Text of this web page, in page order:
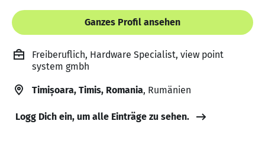
Ganzes Profil ansehen
Freiberuflich, Hardware Specialist, view point
system gmbh
Timișoara, Timis, Romania, Rumänien
Logg Dich ein, um alle Einträge zu sehen.